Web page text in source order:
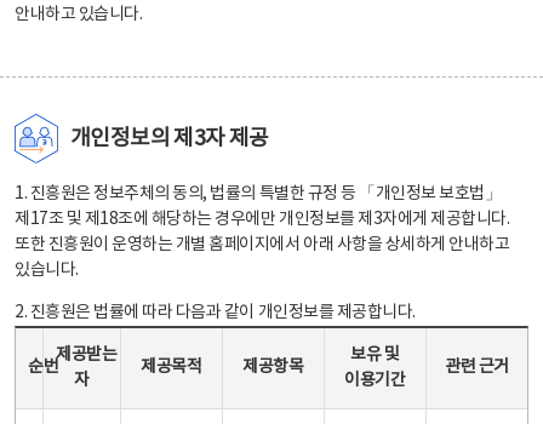
안내하고 있습니다.
개인정보의 제3자 제공
1. 진흥원은 정보주체의 동의, 법률의 특별한 규정 등 「개인정보 보호법」
제17조 및 제18조에 해당하는 경우에만 개인정보를 제3자에게 제공합니다.
또한 진흥원이 운영하는 개별 홈페이지에서 아래 사항을 상세하게 안내하고
있습니다.
2. 진흥원은 법률에 따라 다음과 같이 개인정보를 제공합니다.
순번
제공받는
자
제공목적 제공항목
보유 및
이용기간
관련 근거